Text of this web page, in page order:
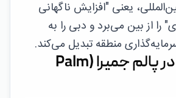
یعنی "افزایش ناگهانی
را از بین می‌برد و دبی را به
منطقه تبدیل می‌کند.
فاز اول: اجرا در پالم جمیرا (Palm